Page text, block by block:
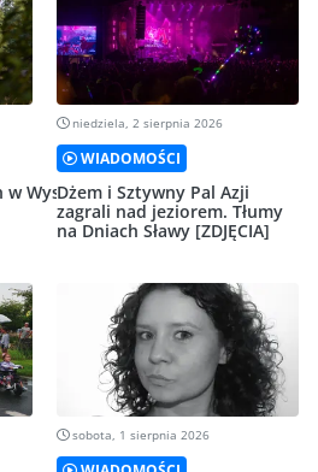
Wyszanowie. UMiG
niedziela, 2 sierpnia 2026
WIADOMOŚCI
Dżem i Sztywny Pal Azji
zagrali nad jeziorem. Tłumy
na Dniach Sławy [ZDJĘCIA]
sobota, 1 sierpnia 2026